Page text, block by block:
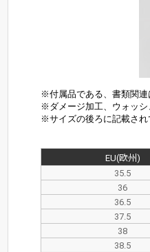
※付属品である、書類関連
※ ダメージ加工、 ウォッ
※サイズの後ろに記載され
EU(欧州)
35.5
36
36.5
37.5
38
38.5